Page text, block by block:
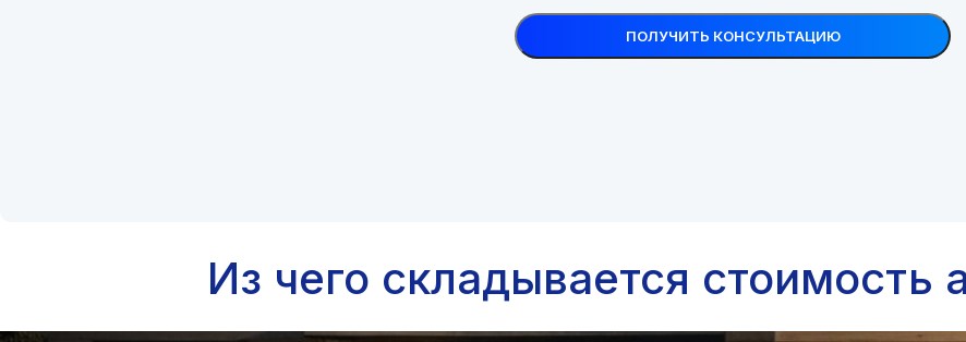
Из чего складывается стоимость